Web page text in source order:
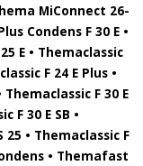
MiConnect 26-
Condens F 30 E •
E • Themaclassic
F 24 E Plus •
F 30 E
F 30 E SB •
25 • Themaclassic F
• Themafast